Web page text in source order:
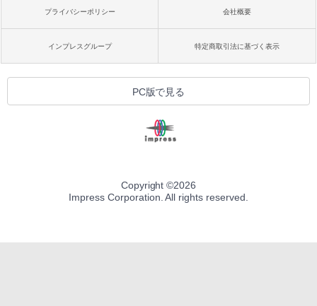
プライバシーポリシー 会社概要
インプレスグループ 特定商取引法に基づく表示
PC版で見る
Copyright ©2026
Impress Corporation. All rights reserved.